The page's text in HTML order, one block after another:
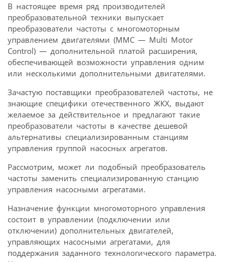
В настоящее время ряд производителей
преобразовательной техники выпускает
преобразователи частоты с многомоторным
управлением двигателями (ММС — Multi Motor
Control) — дополнительной платой расширения,
обеспечивающей возможности управления одним
или несколькими дополнительными двигателями.
Зачастую поставщики преобразователей частоты, не
знающие специфики отечественного ЖКХ, выдают
желаемое за действительное и предлагают такие
преобразователи частоты в качестве дешевой
альтернативы специализированным станциям
управления группой насосных агрегатов.
Рассмотрим, может ли подобный преобразователь
частоты заменить специализированную станцию
управления насосными агрегатами.
Назначение функции многомоторного управления
состоит в управлении (подключении или
отключении) дополнительных двигателей,
управляющих насосными агрегатами, для
поддержания заданного технологического параметра.